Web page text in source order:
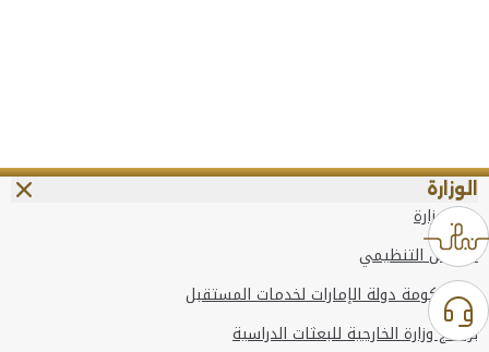
الوزارة
عن الوزارة
الهيكل التنظيمي
وعد حكومة دولة الإمارات لخدمات المستقبل
برنامج وزارة الخارجية للبعثات الدراسية